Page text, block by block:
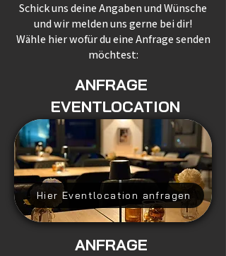
Schick uns deine Angaben und Wünsche
und wir melden uns gerne bei dir!
Wähle hier wofür du eine Anfrage senden
möchtest:
ANFRAGE
EVENTLOCATION
Hier Eventlocation anfragen
ANFRAGE